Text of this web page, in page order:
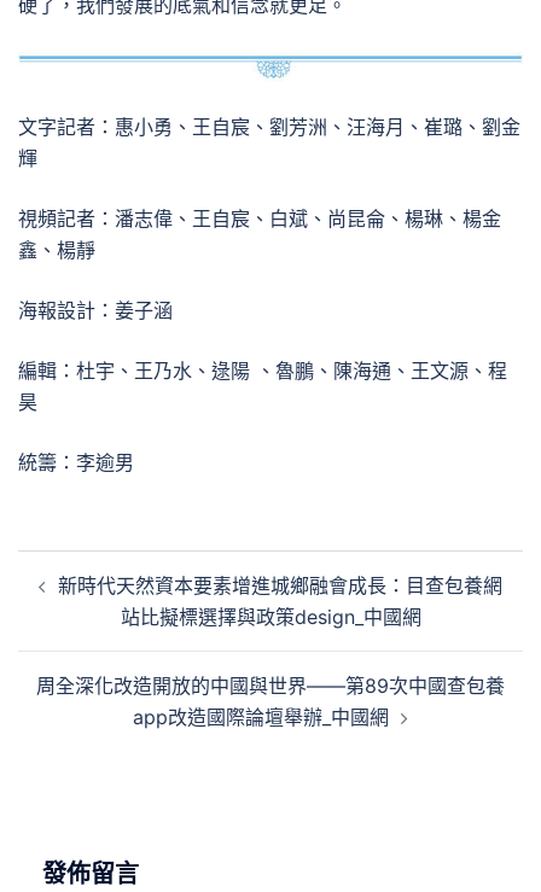
文字記者：惠小勇、王自宸、劉芳洲、汪海月、崔璐、劉金
輝
視頻記者：潘志偉、王自宸、白斌、尚昆侖、楊琳、楊金
鑫、楊靜
海報設計：姜子涵
編輯：杜宇、王乃水、逯陽 、魯鵬、陳海通、王文源、程
昊
統籌：李逾男
章 新時代天然資本要素增進城鄉融會成長：目查包養網
站比擬標選擇與政策design_中國網
周全深化改造開放的中國與世界——第89次中國查包養
app改造國際論壇舉辦_中國網
發佈留言